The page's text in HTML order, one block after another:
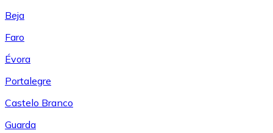
Beja
Faro
Évora
Portalegre
Castelo Branco
Guarda